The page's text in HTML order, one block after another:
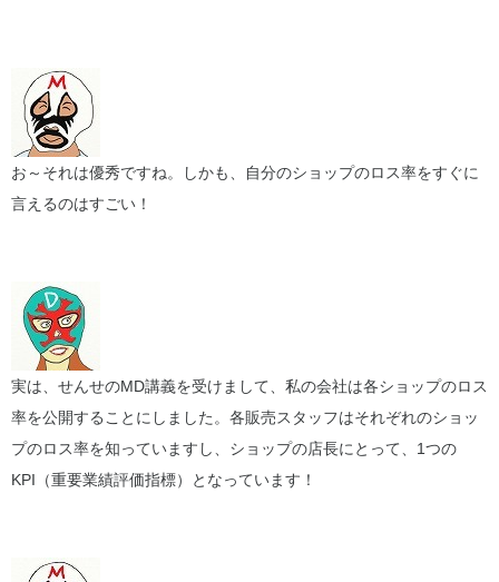
お～それは優秀ですね。しかも、自分のショップのロス率をすぐに
言えるのはすごい！
実は、せんせのMD講義を受けまして、私の会社は各ショップのロス
率を公開することにしました。各販売スタッフはそれぞれのショッ
プのロス率を知っていますし、ショップの店長にとって、1つの
KPI（重要業績評価指標）となっています！